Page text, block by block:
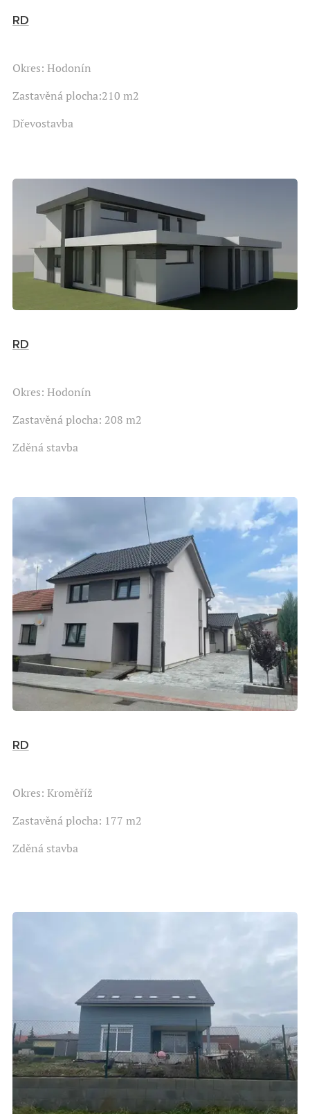
RD
Okres: Hodonín
Zastavěná plocha:210 m2
Dřevostavba
RD
Okres: Hodonín
Zastavěná plocha: 208 m2
Zděná stavba
RD
Okres: Kroměříž
Zastavěná plocha: 177 m2
Zděná stavba